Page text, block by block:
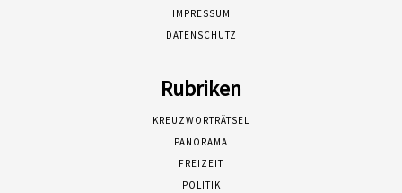
IMPRESSUM
DATENSCHUTZ
Rubriken
KREUZWORTRÄTSEL
PANORAMA
FREIZEIT
POLITIK